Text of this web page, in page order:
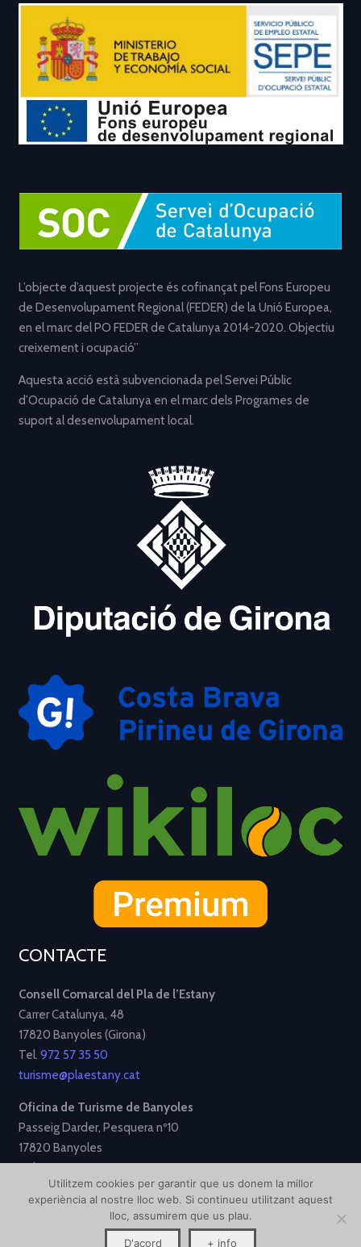
L’objecte d’aquest projecte és cofinançat pel Fons Europeu
de Desenvolupament Regional (FEDER) de la Unió Europea,
en el marc del PO FEDER de Catalunya 2014-2020. Objectiu
creixement i ocupació”
Aquesta acció està subvencionada pel Servei Públic
d’Ocupació de Catalunya en el marc dels Programes de
suport al desenvolupament local.
CONTACTE
Consell Comarcal del Pla de l’Estany
Carrer Catalunya, 48
17820 Banyoles (Girona)
Tel. 972 57 35 50
turisme@plaestany.cat
Oficina de Turisme de Banyoles
Passeig Darder, Pesquera nº10
17820 Banyoles
Tel.972 58 34 70
turisme@ajbanyoles.org
[Política de Privacitat][Política de Cookies]
Utilitzem cookies per garantir que us donem la millor
experiència al nostre lloc web. Si continueu utilitzant aquest
lloc, assumirem que us plau.
D'acord + info